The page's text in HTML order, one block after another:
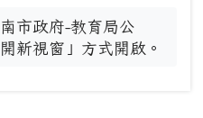
市政府-教育局公
新視窗」方式開啟。